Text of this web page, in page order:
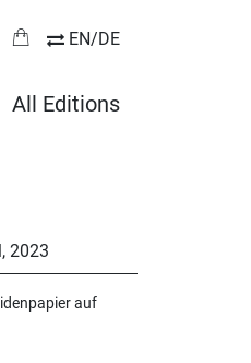
EN/DE
All Editions
, 2023
auf